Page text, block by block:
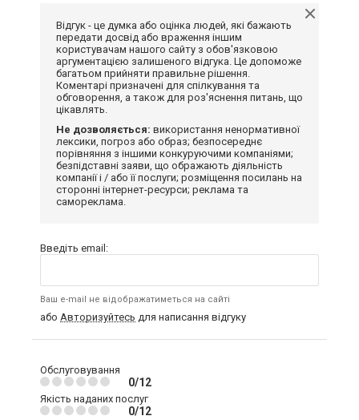
Відгук - це думка або оцінка людей, які бажають
передати досвід або враження іншим
користувачам нашого сайту з обов'язковою
аргументацією залишеного відгука. Це допоможе
багатьом прийняти правильне рішення.
Коментарі призначені для спілкування та
обговорення, а також для роз'яснення питань, що
цікавлять.
Не дозволяється: використання ненормативної
лексики, погроз або образ; безпосереднє
порівняння з іншими конкуруючими компаніями;
безпідставні заяви, що ображають діяльність
компанії і / або її послуги; розміщення посилань на
сторонні інтернет-ресурси; реклама та
самореклама.
Введіть email:
Ваш e-mail не відображатиметься на сайті
або Авторизуйтесь для написання відгуку
Обслуговування
0/12
Якість наданих послуг
0/12